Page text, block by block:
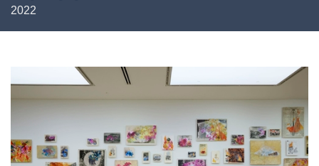
2022